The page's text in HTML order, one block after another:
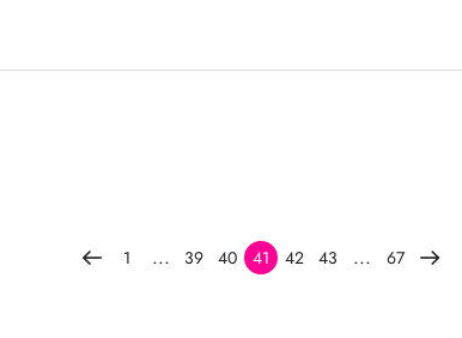
1 ... 39 40 41 42 43 ... 67